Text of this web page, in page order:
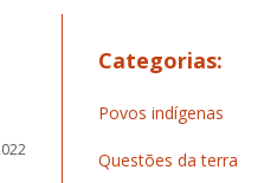
Categorias:
Povos indígenas
Questões da terra